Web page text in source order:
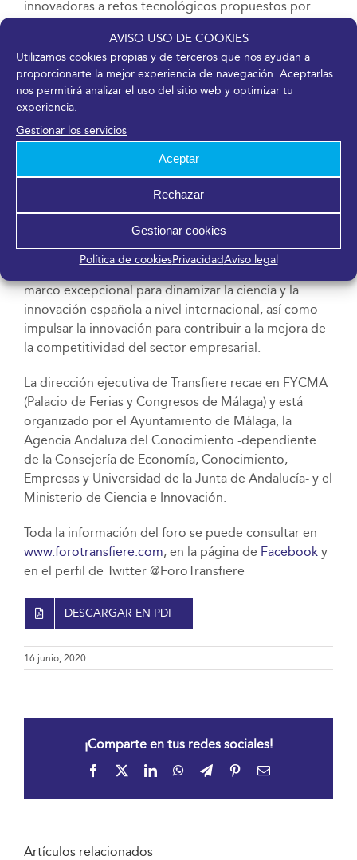
AVISO USO DE COOKIES
Utilizamos cookies propias y de terceros que nos ayudan a
proporcionarte la mejor experiencia de navegación. Aceptarlas
nos permitirá analizar el uso del sitio web y optimizar tu
experiencia.
Gestionar los servicios
Aceptar
Rechazar
Gestionar cookies
Política de cookiesPrivacidadAviso legal
innovadoras a retos tecnológicos propuestos por
programa para emprendedores, investigadores y
empresas emergentes, entre otros objetivos.
Además, la generación de networkingcontinuará
siendo uno de sus ejes centrales a través de una
herramienta mejorada y con mayores capacidades.
Cabe destacar que, en su última edición, Transfiere
convocó a más de 4.600 profesionales procedentes
de más de 1.800 entidades públicas y privadas
permitiendo que tuvieran lugar 5.500 reuniones de
máximo interés. Por su parte, estuvieron
representados 50.500 grupos de investigación que
pudieron generar nuevos contactos y sinergias en un
marco excepcional para dinamizar la ciencia y la
innovación española a nivel internacional, así como
impulsar la innovación para contribuir a la mejora de
la competitividad del sector empresarial.
La dirección ejecutiva de Transfiere recae en FYCMA
(Palacio de Ferias y Congresos de Málaga) y está
organizado por el Ayuntamiento de Málaga, la
Agencia Andaluza del Conocimiento -dependiente
de la Consejería de Economía, Conocimiento,
Empresas y Universidad de la Junta de Andalucía- y el
Ministerio de Ciencia e Innovación.
Toda la información del foro se puede consultar en
www.forotransfiere.com, en la página de Facebooky
en el perfil de Twitter @ForoTransfiere
DESCARGAR EN PDF
16 junio, 2020
¡Comparte en tus redes sociales!
Facebook LinkedInWhatsApp
TelegramPinterestCorreo
Artículos relacionados